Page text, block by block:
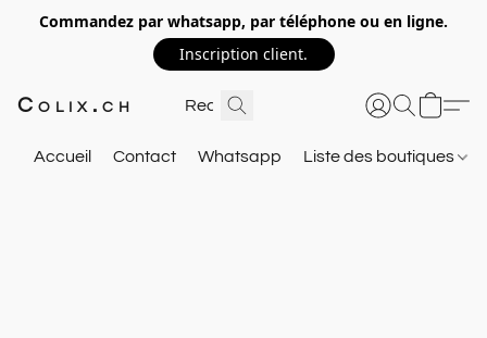
Commandez par whatsapp, par téléphone ou en ligne.
Inscription client.
Colix.ch
Accueil Contact Whatsapp Liste des boutiques